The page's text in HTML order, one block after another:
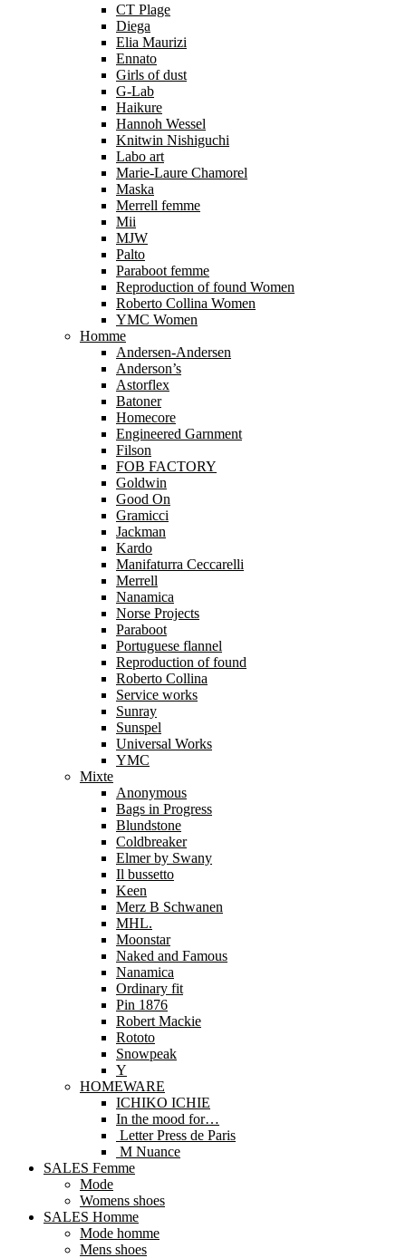
CT Plage
Diega
Elia Maurizi
Ennato
Girls of dust
G-Lab
Haikure
Hannoh Wessel
Knitwin Nishiguchi
Labo art
Marie-Laure Chamorel
Maska
Merrell femme
Mii
MJW
Palto
Paraboot femme
Reproduction of found Women
Roberto Collina Women
YMC Women
Homme
Andersen-Andersen
Anderson’s
Astorflex
Batoner
Homecore
Engineered Garnment
Filson
FOB FACTORY
Goldwin
Good On
Gramicci
Jackman
Kardo
Manifaturra Ceccarelli
Merrell
Nanamica
Norse Projects
Paraboot
Portuguese flannel
Reproduction of found
Roberto Collina
Service works
Sunray
Sunspel
Universal Works
YMC
Mixte
Anonymous
Bags in Progress
Blundstone
Coldbreaker
Elmer by Swany
Il bussetto
Keen
Merz B Schwanen
MHL.
Moonstar
Naked and Famous
Nanamica
Ordinary fit
Pin 1876
Robert Mackie
Rototo
Snowpeak
Y
HOMEWARE
ICHIKO ICHIE
In the mood for…
Letter Press de Paris
M Nuance
SALES Femme
Mode
Womens shoes
SALES Homme
Mode homme
Mens shoes